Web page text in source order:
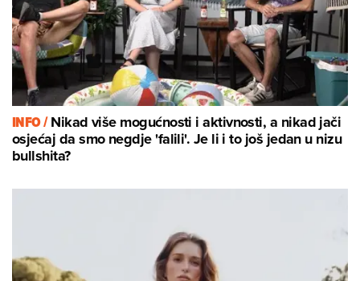
INFO /Nikad više mogućnosti i aktivnosti, a nikad jači
osjećaj da smo negdje 'falili'. Je li i to još jedan u nizu
bullshita?